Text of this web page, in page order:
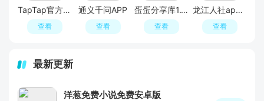
TapTap官方正版最新版
查看
通义千问APP
查看
蛋蛋分享库1.1.3安装包
查看
龙江人社app官方免费
查看
最新更新
洋葱免费小说免费安卓版